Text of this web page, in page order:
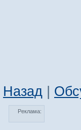
Назад |
Реклама: